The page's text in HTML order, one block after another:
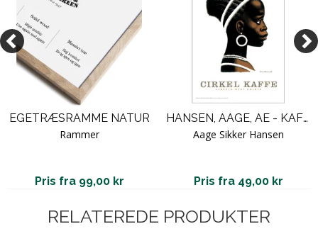
EGETRÆSRAMME NATUR
Rammer
Pris fra 99,00 kr
HANSEN, AAGE, AE - KAFFEPIGEN - HØJRE
Aage Sikker Hansen
Pris fra 49,00 kr
RELATEREDE PRODUKTER